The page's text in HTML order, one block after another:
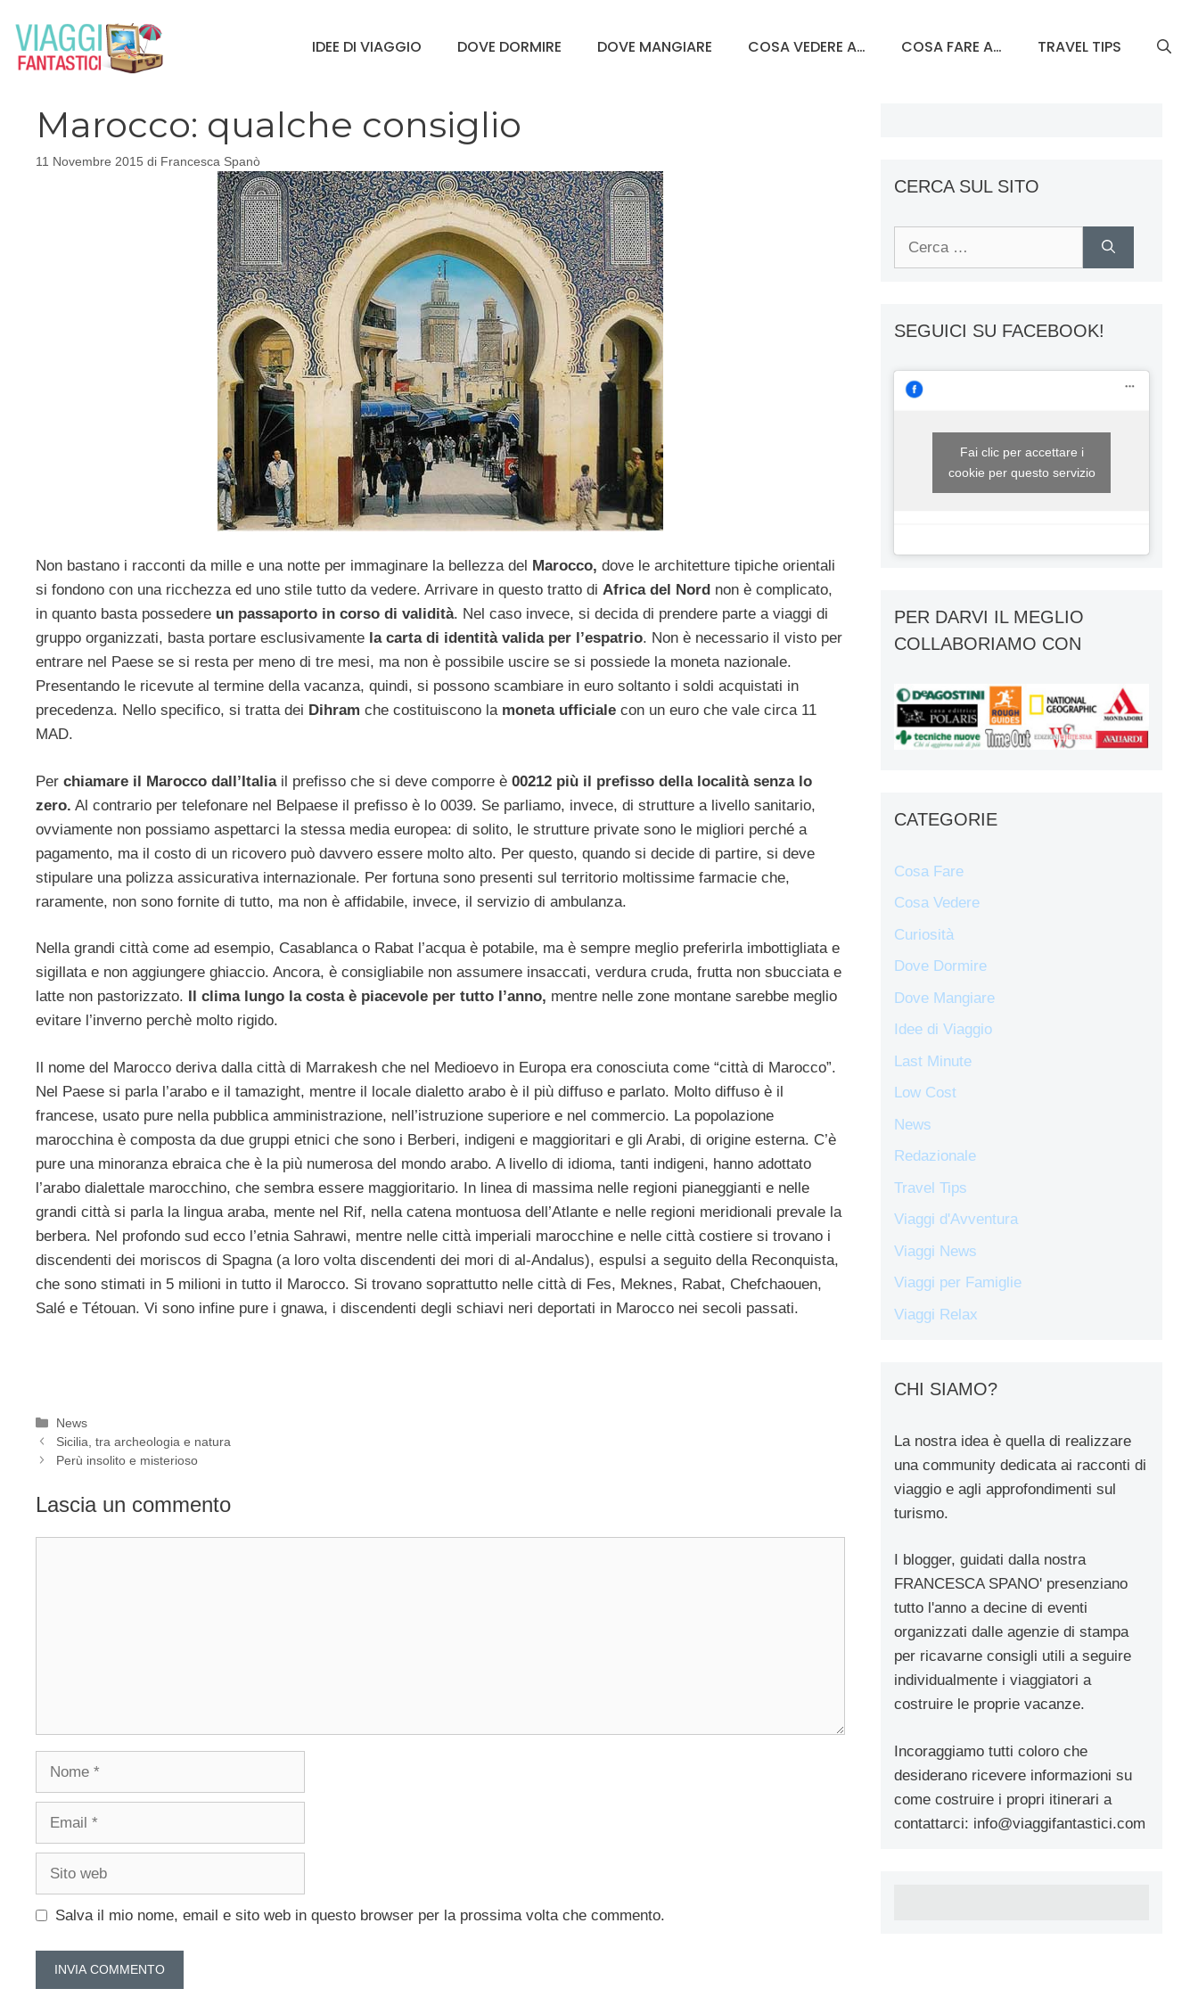
contenuto
IDEE DI VIAGGIO DOVE DORMIRE DOVE MANGIARE COSA VEDERE A… COSA FARE A… TRAVEL TIPS
Marocco: qualche consiglio
11 Novembre 2015 di Francesca Spanò
Non bastano i racconti da mille e una notte per immaginare la bellezza del Marocco, dove le architetture tipiche orientali
si fondono con una ricchezza ed uno stile tutto da vedere. Arrivare in questo tratto di Africa del Nord non è complicato,
in quanto basta possedere un passaporto in corso di validità. Nel caso invece, si decida di prendere parte a viaggi di
gruppo organizzati, basta portare esclusivamente la carta di identità valida per l’espatrio. Non è necessario il visto per
entrare nel Paese se si resta per meno di tre mesi, ma non è possibile uscire se si possiede la moneta nazionale.
Presentando le ricevute al termine della vacanza, quindi, si possono scambiare in euro soltanto i soldi acquistati in
precedenza. Nello specifico, si tratta dei Dihram che costituiscono la moneta ufficiale con un euro che vale circa 11
MAD.
Per chiamare il Marocco dall’Italiail prefisso che si deve comporre è 00212 più il prefisso della località senza lo
zero. Al contrario per telefonare nel Belpaese il prefisso è lo 0039. Se parliamo, invece, di strutture a livello sanitario,
ovviamente non possiamo aspettarci la stessa media europea: di solito, le strutture private sono le migliori perché a
pagamento, ma il costo di un ricovero può davvero essere molto alto. Per questo, quando si decide di partire, si deve
stipulare una polizza assicurativa internazionale. Per fortuna sono presenti sul territorio moltissime farmacie che,
raramente, non sono fornite di tutto, ma non è affidabile, invece, il servizio di ambulanza.
Nella grandi città come ad esempio, Casablanca o Rabat l’acqua è potabile, ma è sempre meglio preferirla imbottigliata e
sigillata e non aggiungere ghiaccio. Ancora, è consigliabile non assumere insaccati, verdura cruda, frutta non sbucciata e
latte non pastorizzato.
Il clima lungo la costa è piacevole per tutto l’anno, mentre nelle zone montane sarebbe meglio
evitare l’inverno perchè molto rigido.
Il nome del Marocco deriva dalla città di Marrakesh che nel Medioevo in Europa era conosciuta come “città di Marocco”.
Nel Paese si parla l’arabo e il tamazight, mentre il locale dialetto arabo è il più diffuso e parlato. Molto diffuso è il
francese, usato pure nella pubblica amministrazione, nell’istruzione superiore e nel commercio. La popolazione
marocchina è composta da due gruppi etnici che sono i Berberi, indigeni e maggioritari e gli Arabi, di origine esterna. C’è
pure una minoranza ebraica che è la più numerosa del mondo arabo. A livello di idioma, tanti indigeni, hanno adottato
l’arabo dialettale marocchino, che sembra essere maggioritario. In linea di massima nelle regioni pianeggianti e nelle
grandi città si parla la lingua araba, mente nel Rif, nella catena montuosa dell’Atlante e nelle regioni meridionali prevale la
berbera. Nel profondo sud ecco l’etnia Sahrawi, mentre nelle città imperiali marocchine e nelle città costiere si trovano i
discendenti dei moriscos di Spagna (a loro volta discendenti dei mori di al-Andalus), espulsi a seguito della Reconquista,
che sono stimati in 5 milioni in tutto il Marocco. Si trovano soprattutto nelle città di Fes, Meknes, Rabat, Chefchaouen,
Salé e Tétouan. Vi sono infine pure i gnawa, i discendenti degli schiavi neri deportati in Marocco nei secoli passati.
Categorie
News
Sicilia, tra archeologia e natura
Perù insolito e misterioso
Lascia un commento
Nome
Email
Sito
Salva il mio nome, email e sito web in questo browser per la prossima volta che commento.
CERCA SUL SITO
SEGUICI SU FACEBOOK!
Fai clic per accettare i
cookie per questo servizio
PER DARVI IL MEGLIO
COLLABORIAMO CON
CATEGORIE
Cosa Fare
Cosa Vedere
Curiosità
Dove Dormire
Dove Mangiare
Idee di Viaggio
Last Minute
Low Cost
News
Redazionale
Travel Tips
Viaggi d'Avventura
Viaggi News
Viaggi per Famiglie
Viaggi Relax
CHI SIAMO?
La nostra idea è quella di realizzare
una community dedicata ai racconti di
viaggio e agli approfondimenti sul
turismo.
I blogger, guidati dalla nostra
FRANCESCA SPANO' presenziano
tutto l'anno a decine di eventi
organizzati dalle agenzie di stampa
per ricavarne consigli utili a seguire
individualmente i viaggiatori a
costruire le proprie vacanze.
Incoraggiamo tutti coloro che
desiderano ricevere informazioni su
come costruire i propri itinerari a
contattarci: info@viaggifantastici.com